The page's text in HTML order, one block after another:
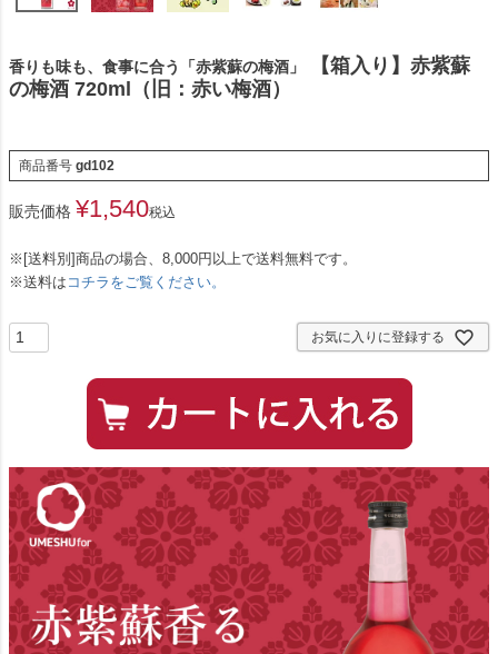
香りも味も、食事に合う「赤紫蘇の梅酒」
【箱入り】赤紫蘇
の梅酒 720ml（旧：赤い梅酒）
商品番号 gd102
販売価格 ¥1,540税込
※[送料別]商品の場合、8,000円以上で送料無料です。
※送料は コチラをご覧ください。
お気に入りに登録する